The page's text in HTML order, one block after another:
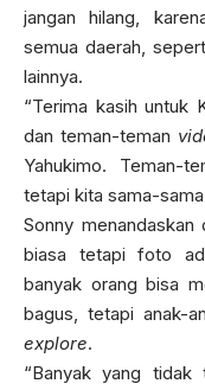
jangan hilang,
semua daerah,
lainnya.
“Terima kasih untuk
dan teman-teman
Yahukimo. Teman-
tetapi kita sama-
Sonny
biasa tetapi foto
banyak orang bisa
bagus, tetapi anak-
explore.
“Banyak yang tidak